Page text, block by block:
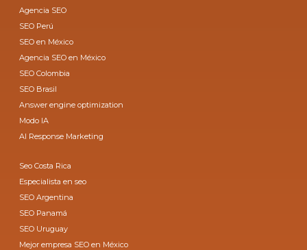
Agencia SEO
SEO Perú
SEO en México
Agencia SEO en México
SEO Colombia
SEO Brasil
Answer engine optimization
Modo IA
AI Response Marketing
Seo Costa Rica
Especialista en seo
SEO Argentina
SEO Panamá
SEO Uruguay
Mejor empresa SEO en México